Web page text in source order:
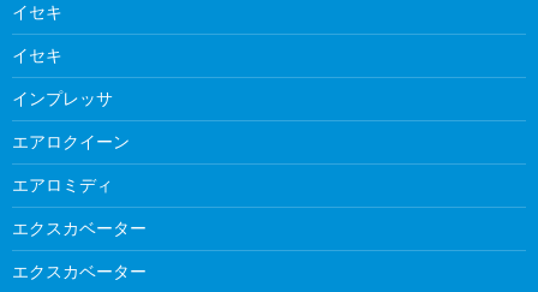
イセキ
イセキ
インプレッサ
エアロクイーン
エアロミディ
エクスカベーター
エクスカベーター